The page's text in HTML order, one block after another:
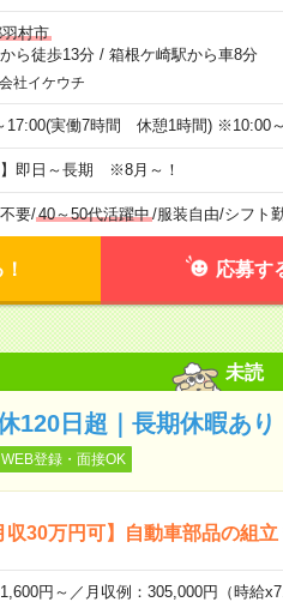
村市
ら徒歩13分/ 箱根ケ崎駅から車8分
社イケウチ
17:00(実働7時間 休憩1時間) ※10:00
】即日～長期 ※8月～！
要/40～50代活躍中/服装自由/シフト
応募す
未読
120日超｜長期休暇あ
WEB登録・面接OK
収30万円可】自動車部品の組
円～／月収例：305,000円（時給